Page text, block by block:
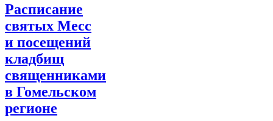
Расписание
святых Месс
и посещений
кладбищ
священниками
в Гомельском
регионе